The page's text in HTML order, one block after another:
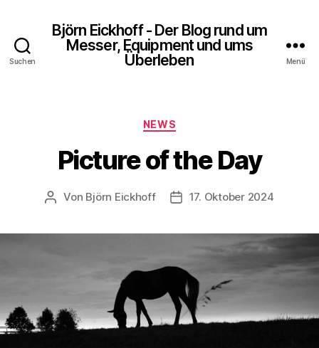
Suchen
Björn Eickhoff - Der Blog rund um
Messer, Equipment und ums
Überleben
Menü
Kategorien
NEWS
Picture of the Day
Beitragsautor
Von Björn Eickhoff Veröffentlichungsdatum
17. Oktober 2024